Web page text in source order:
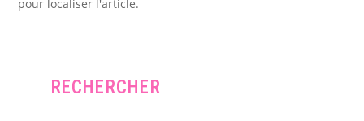
RECHERCHER
pour localiser l'article.